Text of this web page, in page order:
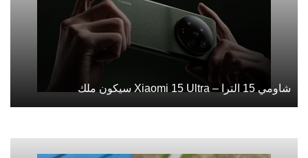
شاومي 15 الترا – Xiaomi 15 Ultra سيكون ملك